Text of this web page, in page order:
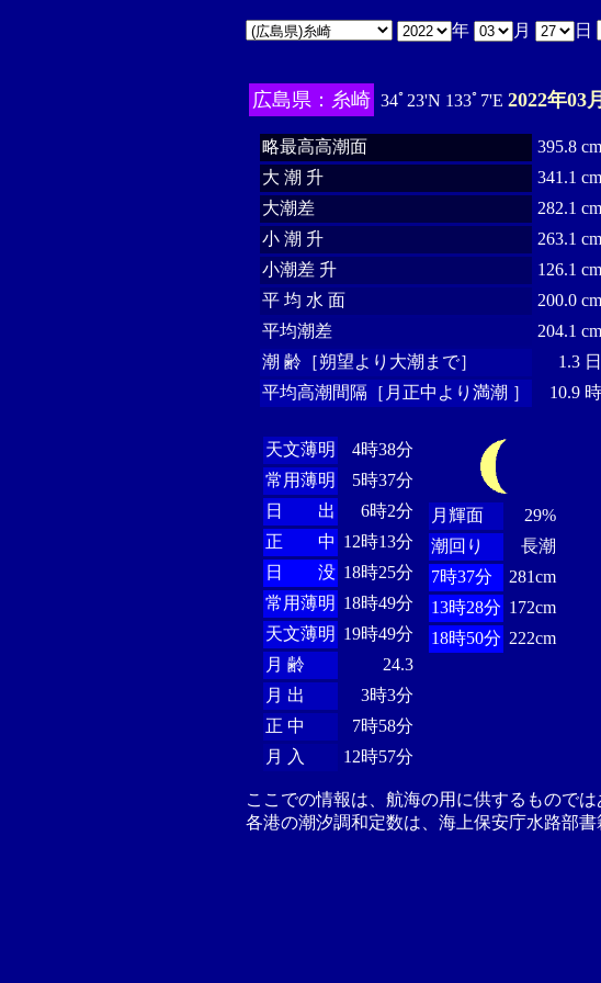
年 月 日
広島県：糸崎 34ﾟ23'N 133ﾟ7'E 2022年03
略最高高潮面
395.8 cm
大 潮 升
341.1 cm
大潮差
282.1 cm
小 潮 升
263.1 cm
小潮差 升
126.1 cm
平 均 水 面
200.0 cm
平均潮差
204.1 cm
潮 齢［朔望より大潮まで］
1.3 日
平均高潮間隔［月正中より満潮 ］
10.9 時
天文薄明
4時38分
常用薄明
5時37分
日 出
6時2分
正 中 12時13分
日 没 18時25分
常用薄明 18時49分
天文薄明 19時49分
月 齢
24.3
月 出
3時3分
正 中
7時58分
月 入
12時57分
月輝面
29%
潮回り
長潮
7時37分
281cm
13時28分 172cm
18時50分 222cm
ここでの情報は、航海の用に供するもので
各港の潮汐調和定数は、海上保安庁水路部